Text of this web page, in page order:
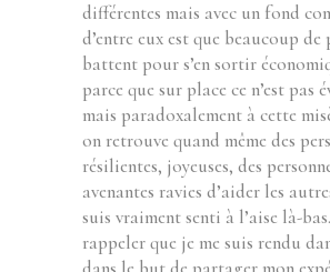
différentes mais avec un fond
d’entre eux est que beaucoup de
battent pour s’en sortir
parce que sur place ce n’est pas
mais paradoxalement à cette
on retrouve quand même des
résilientes, joyeuses, des
avenantes ravies d’aider les
suis vraiment senti à l’aise là-
rappeler que je me suis rendu